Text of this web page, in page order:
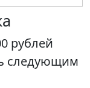
рублей
следующим